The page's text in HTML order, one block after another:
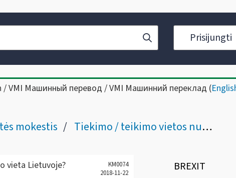
Prisijungti
/ VMI Машинный перевод / VMI Машинний переклад (
mokestis Tiekimo / teikimo vietos nustatymas
BREXIT
vieta Lietuvoje?
KM0074
2018-11-22